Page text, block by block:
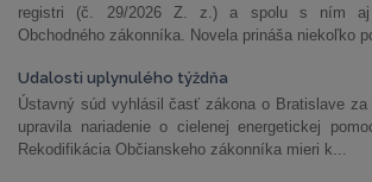
registri (č. 29/2026 Z. z.) a spolu s ním aj
Obchodného zákonníka. Novela prináša niekoľko
Udalosti uplynulého týždňa
Ústavný súd vyhlásil časť zákona o Bratislave za
upravila nariadenie o cielenej energetickej
Rekodifikácia Občianskeho zákonníka mieri k...